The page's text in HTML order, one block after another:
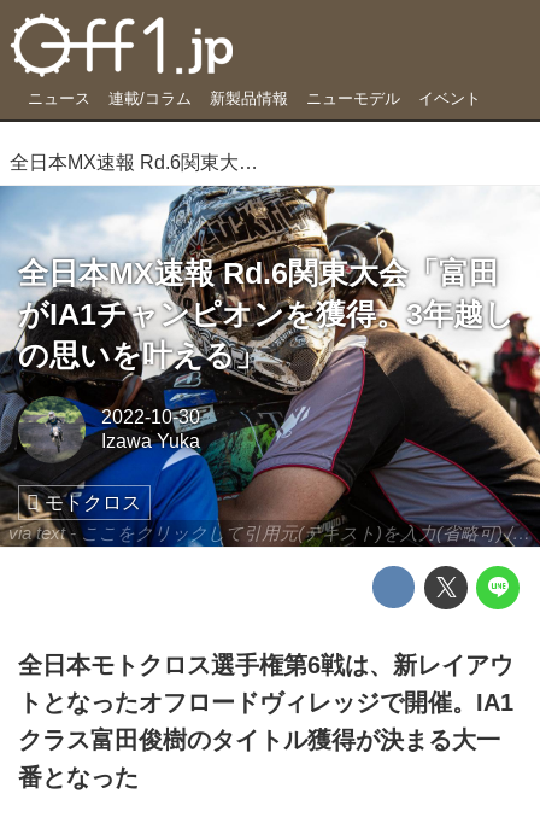
ニュース 連載/コラム 新製品情報 ニューモデル イベント
全日本MX速報 Rd.6関東大会「富田がIA1チャンピオンを獲得。3年越しの思いを叶える」
via text - ここをクリックして引用元(テキスト)を入力(省略可) / site.to.link.com - ここをクリックして引用元を入力(省略可)
全日本MX速報 Rd.6関東大会「富田
がIA1チャンピオンを獲得。3年越し
の思いを叶える」
2022-10-30
Izawa Yuka
モトクロス
全日本モトクロス選手権第6戦は、新レイアウ
トとなったオフロードヴィレッジで開催。IA1
クラス富田俊樹のタイトル獲得が決まる大一
番となった